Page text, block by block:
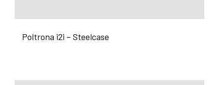
Poltrona i2i – Steelcase